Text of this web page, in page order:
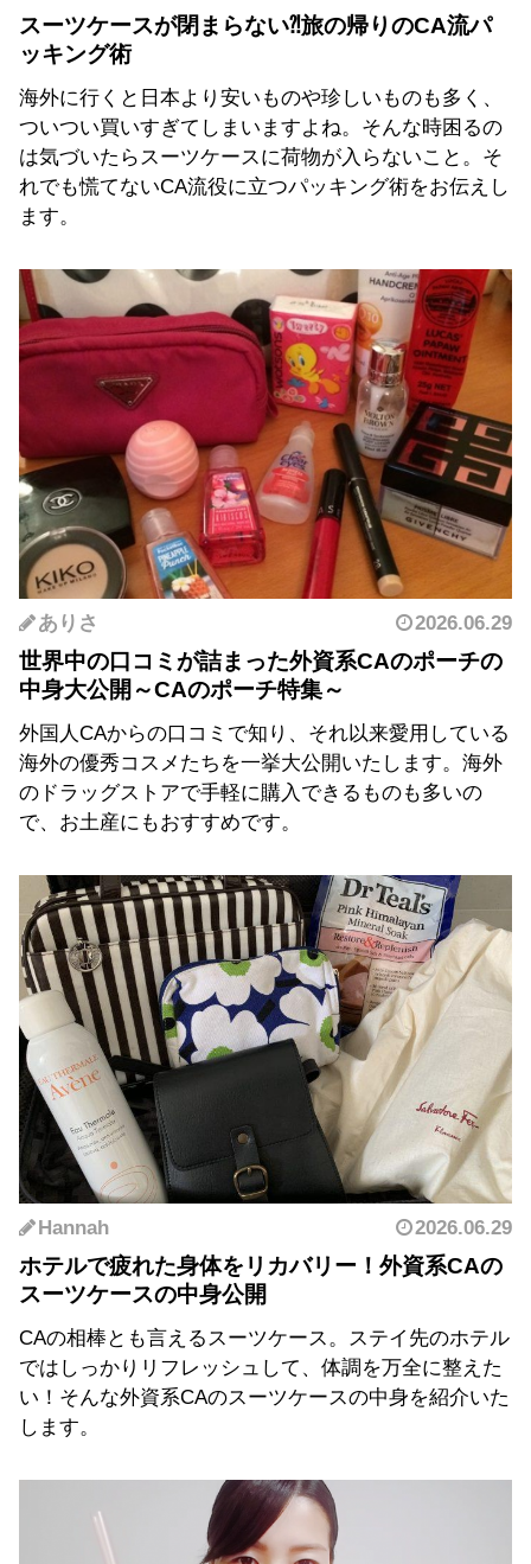
スーツケースが閉まらない⁈旅の帰りのCA流パ
ッキング術
海外に行くと日本より安いものや珍しいものも多く、
ついつい買いすぎてしまいますよね。そんな時困るの
は気づいたらスーツケースに荷物が入らないこと。そ
れでも慌てないCA流役に立つパッキング術をお伝えし
ます。
ありさ 2026.06.29
世界中の口コミが詰まった外資系CAのポーチの
中身大公開～CAのポーチ特集～
外国人CAからの口コミで知り、それ以来愛用している
海外の優秀コスメたちを一挙大公開いたします。海外
のドラッグストアで手軽に購入できるものも多いの
で、お土産にもおすすめです。
Hannah 2026.06.29
ホテルで疲れた身体をリカバリー！外資系CAの
スーツケースの中身公開
CAの相棒とも言えるスーツケース。ステイ先のホテル
ではしっかりリフレッシュして、体調を万全に整えた
い！そんな外資系CAのスーツケースの中身を紹介いた
します。